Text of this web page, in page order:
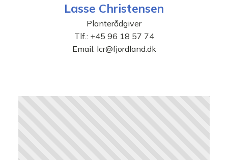
Lasse Christensen
Planterådgiver
Tlf.: +45 96 18 57 74
Email: lcr@fjordland.dk